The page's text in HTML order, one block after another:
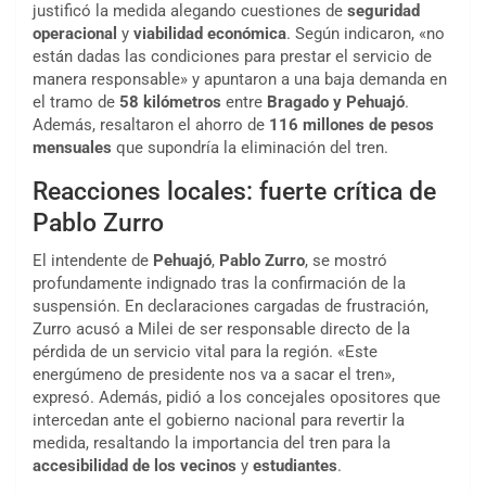
justificó la medida alegando cuestiones de seguridad
operacional y viabilidad económica. Según indicaron, «no
están dadas las condiciones para prestar el servicio de
manera responsable» y apuntaron a una baja demanda en
el tramo de 58 kilómetros entre Bragado y Pehuajó.
Además, resaltaron el ahorro de 116 millones de pesos
mensuales que supondría la eliminación del tren.
Reacciones locales: fuerte crítica de
Pablo Zurro
El intendente de Pehuajó, Pablo Zurro, se mostró
profundamente indignado tras la confirmación de la
suspensión. En declaraciones cargadas de frustración,
Zurro acusó a Milei de ser responsable directo de la
pérdida de un servicio vital para la región. «Este
energúmeno de presidente nos va a sacar el tren»,
expresó. Además, pidió a los concejales opositores que
intercedan ante el gobierno nacional para revertir la
medida, resaltando la importancia del tren para la
accesibilidad de los vecinos y estudiantes.